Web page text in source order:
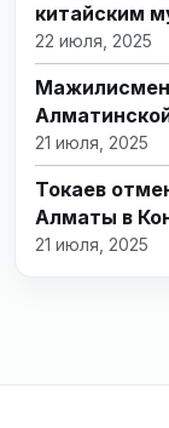
китайским
22 июля, 2025
Мажилисмен
21 июля, 2025
Токаев
Алматы в
21 июля, 2025